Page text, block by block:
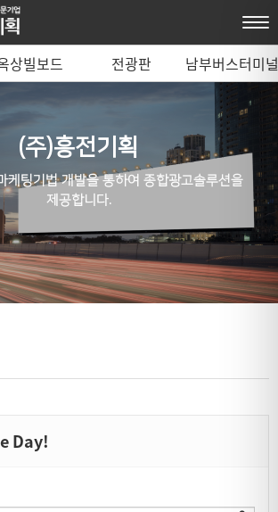
상빌보드 전광판
남부버스터미널
매체 안내
(주)흥전기획
케팅기법 개발을 통하여 종합광고솔루션을
제공합니다.
Day!